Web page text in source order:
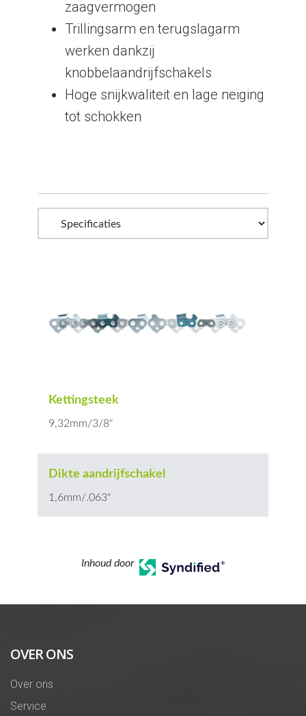
zaagvermogen
Trillingsarm en terugslagarm
werken dankzij
knobbelaandrijfschakels
Hoge snijkwaliteit en lage neiging
tot schokken
Kettingsteek
9,32mm/3/8"
Dikte aandrijfschakel
1,6mm/.063"
Inhoud door
OVER ONS
Over ons
Service